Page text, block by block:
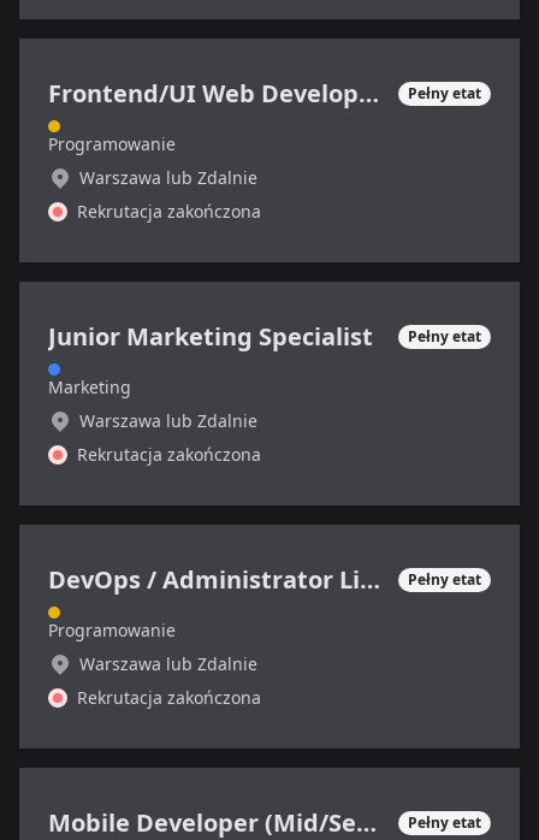
Frontend/UI Web Developer/Designer Pełny etat
Programowanie
Warszawa lub Zdalnie
Rekrutacja zakończona
Junior Marketing Specialist Pełny etat
Marketing
Warszawa lub Zdalnie
Rekrutacja zakończona
DevOps / Administrator Linux Pełny etat
Programowanie
Warszawa lub Zdalnie
Rekrutacja zakończona
Mobile Developer (Mid/Senior) Pełny etat